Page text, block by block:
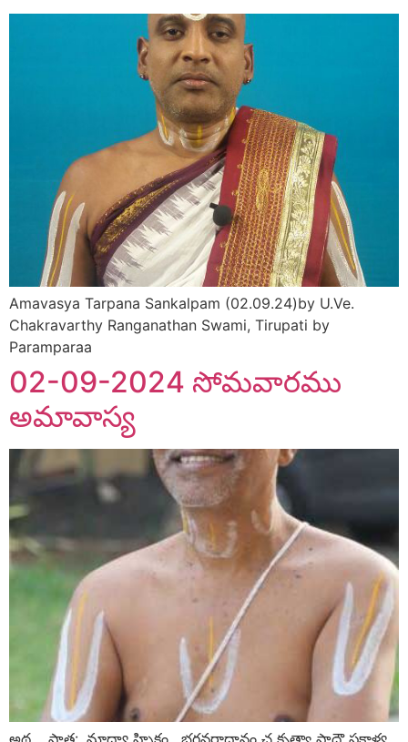
Amavasya Tarpana Sankalpam (02.09.24)by U.Ve.
Chakravarthy Ranganathan Swami, Tirupati by
Paramparaa
02-09-2024 సోమవారము
అమావాస్య
అథ , ప్రాత: ,మాధ్యా హ్నికం , భగవరాధానం చ కృత్వా పాదౌ ప్రక్షాళ్య ,